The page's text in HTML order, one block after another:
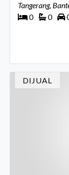
Tangerang,
0
0
DIJUAL